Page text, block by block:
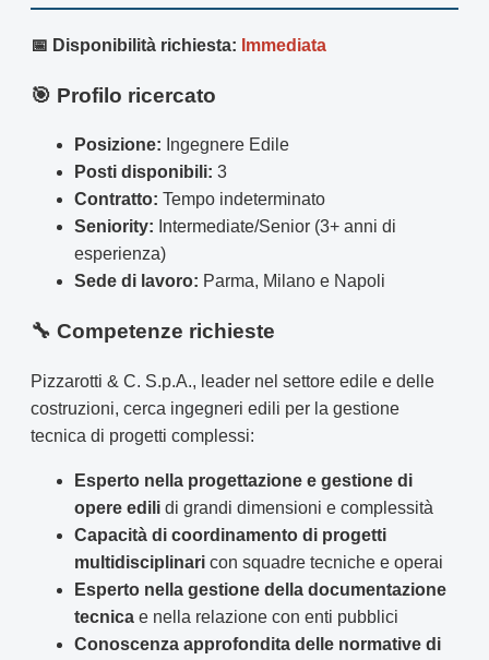
📅 Disponibilità richiesta: Immediata
🎯 Profilo ricercato
Posizione: Ingegnere Edile
Posti disponibili: 3
Contratto: Tempo indeterminato
Seniority: Intermediate/Senior (3+ anni di
esperienza)
Sede di lavoro: Parma, Milano e Napoli
🔧 Competenze richieste
Pizzarotti & C. S.p.A., leader nel settore edile e delle
costruzioni, cerca ingegneri edili per la gestione
tecnica di progetti complessi:
Esperto nella progettazione e gestione di
opere edili di grandi dimensioni e complessità
Capacità di coordinamento di progetti
multidisciplinari con squadre tecniche e operai
Esperto nella gestione della documentazione
tecnica e nella relazione con enti pubblici
Conoscenza approfondita delle normative di